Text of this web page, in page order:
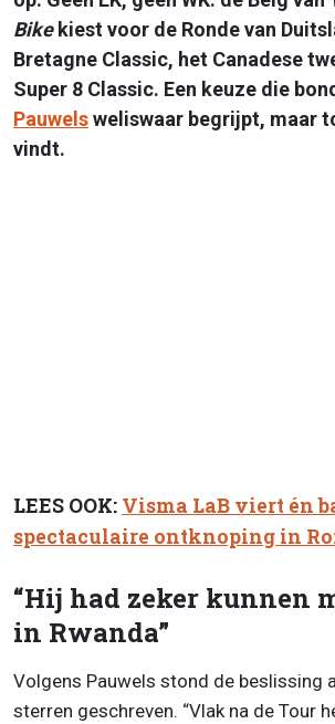
Bikekiest voor de Ronde van
Bretagne Classic, het Canadese
Super 8 Classic. Een keuze die
Pauwelsweliswaar begrijpt, maar
vindt.
LEES OOK: Visma LaB viert én
spectaculaire ontknoping in
“Hij had zeker kunnen
in Rwanda”
Volgens Pauwels stond de beslissing
sterren geschreven. “Vlak na de Tour